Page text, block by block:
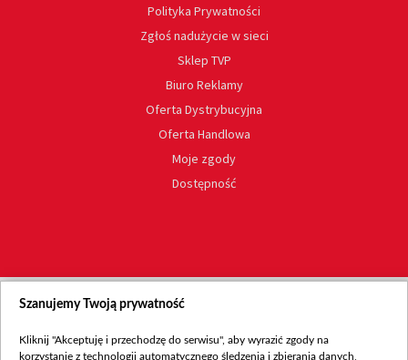
Polityka Prywatności
Zgłoś nadużycie w sieci
Sklep TVP
Biuro Reklamy
Oferta Dystrybucyjna
Oferta Handlowa
Moje zgody
Dostępność
Szanujemy Twoją prywatność
Kliknij "Akceptuję i przechodzę do serwisu", aby wyrazić zgody na
korzystanie z technologii automatycznego śledzenia i zbierania danych,